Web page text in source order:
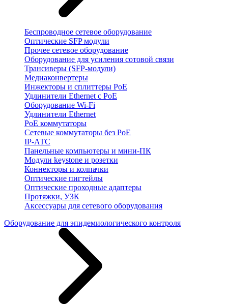
Беспроводное сетевое оборудование
Оптические SFP модули
Прочее сетевое оборудование
Оборудование для усиления сотовой связи
Трансиверы (SFP-модули)
Медиаконвертеры
Инжекторы и сплиттеры PoE
Удлинители Ethernet с PoE
Оборудование Wi-Fi
Удлинители Ethernet
PoE коммутаторы
Сетевые коммутаторы без PoE
IP-АТС
Панельные компьютеры и мини-ПК
Модули keystone и розетки
Коннекторы и колпачки
Оптические пигтейлы
Оптические проходные адаптеры
Протяжки, УЗК
Аксессуары для сетевого оборудования
Оборудование для эпидемиологического контроля